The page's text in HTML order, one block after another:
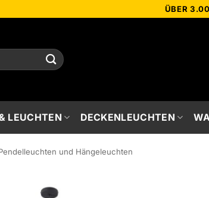
ÜBER
LEUCHTEN DECKENLEUCHTEN
und Hängeleuchten